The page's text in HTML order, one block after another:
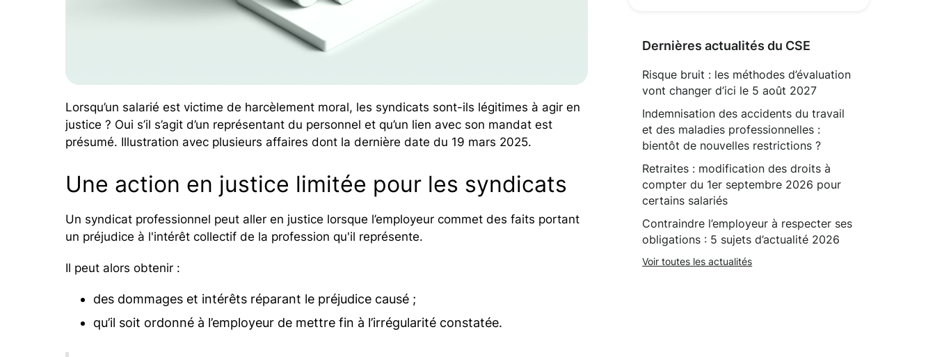
Lorsqu’un salarié est victime de harcèlement moral, les syndicats sont-ils légitimes à agir en
justice ? Oui s’il s’agit d’un représentant du personnel et qu’un lien avec son mandat est
présumé. Illustration avec plusieurs affaires dont la dernière date du 19 mars 2025.
Une action en justice limitée pour les syndicats
Un syndicat professionnel peut aller en justice lorsque l’employeur commet des faits portant
un préjudice à l'intérêt collectif de la profession qu'il représente.
Il peut alors obtenir :
des dommages et intérêts réparant le préjudice causé ;
qu’il soit ordonné à l’employeur de mettre fin à l’irrégularité constatée.
Dernières actualités du CSE
Risque bruit : les méthodes d’évaluation
vont changer d’ici le 5 août 2027
Indemnisation des accidents du travail
et des maladies professionnelles :
bientôt de nouvelles restrictions ?
Retraites : modification des droits à
compter du 1er septembre 2026 pour
certains salariés
Contraindre l’employeur à respecter ses
obligations : 5 sujets d’actualité 2026
Voir toutes les actualités